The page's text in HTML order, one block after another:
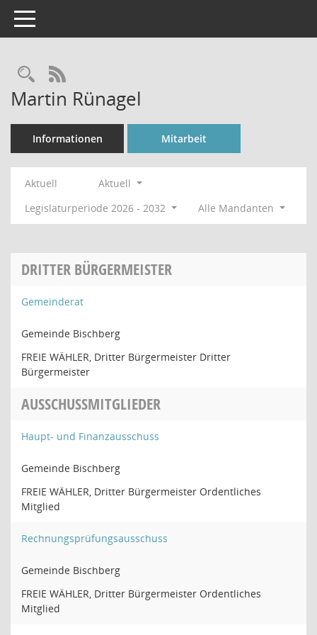
Toggle navigation
Rechercheauswahl
RSS-Feed
Martin Rünagel
Informationen Mitarbeit
Aktuell
Aktuell
Legislaturperiode 2026 - 2032
Alle Mandanten
DRITTER BÜRGERMEISTER
Gemeinderat
Gemeinde Bischberg
FREIE WÄHLER, Dritter Bürgermeister Dritter
Bürgermeister
AUSSCHUSSMITGLIEDER
Haupt- und Finanzausschuss
Gemeinde Bischberg
FREIE WÄHLER, Dritter Bürgermeister Ordentliches
Mitglied
Rechnungsprüfungsausschuss
Gemeinde Bischberg
FREIE WÄHLER, Dritter Bürgermeister Ordentliches
Mitglied